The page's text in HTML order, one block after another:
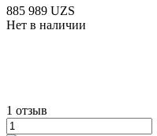
885 989 UZS
Нет в наличии
1 отзыв